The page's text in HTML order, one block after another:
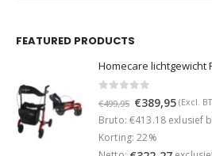
FEATURED PRODUCTS
€499,95 Oorspronkelijke
prijs
was:
€499,95.
€389,95Huidige
prijs
(Excl.
Bruto: €413.18 exlusief
Korting: 22%